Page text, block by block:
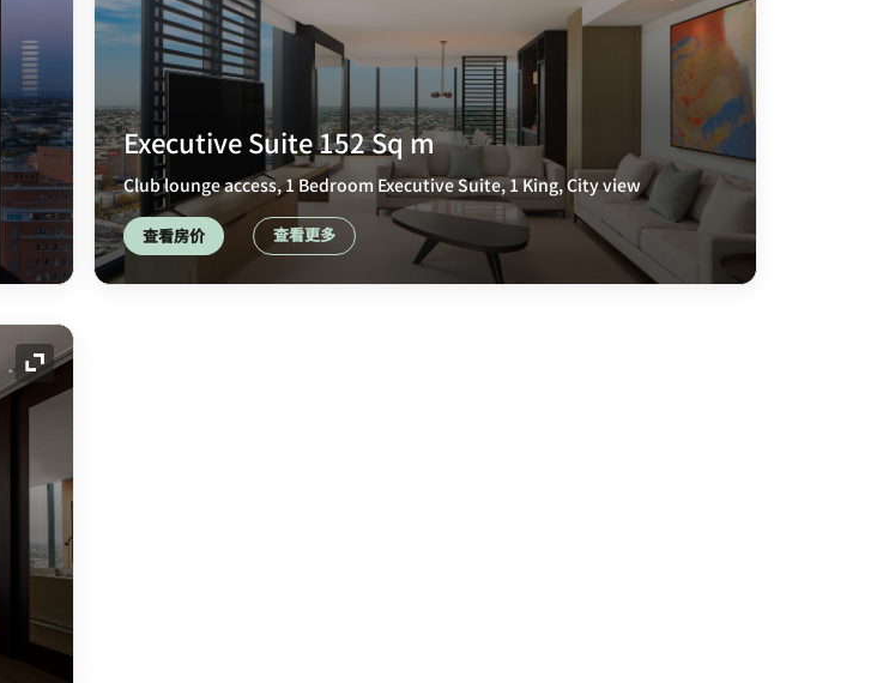
Executive Suite 152 Sq m
Club lounge access, 1 Bedroom Executive Suite, 1 King, City view
查看房价 查看更多
展开图标